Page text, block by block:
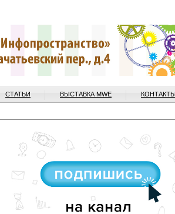
СТАТЬИ ВЫСТАВКА MWE КОНТАКТЫ